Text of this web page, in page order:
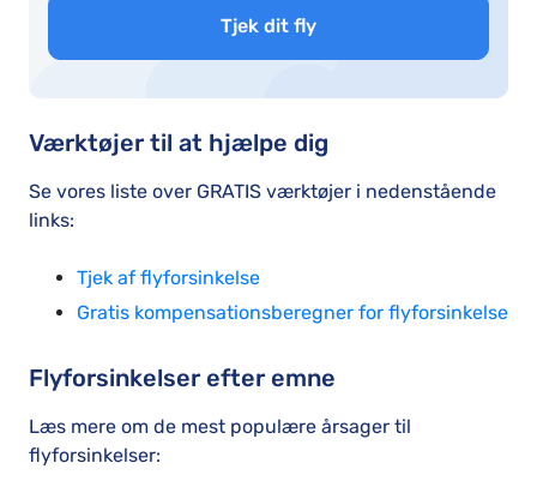
Tjek dit fly
Værktøjer til at hjælpe dig
Se vores liste over GRATIS værktøjer i nedenstående
links:
Tjek af flyforsinkelse
Gratis kompensationsberegner for flyforsinkelse
Flyforsinkelser efter emne
Læs mere om de mest populære årsager til
flyforsinkelser: